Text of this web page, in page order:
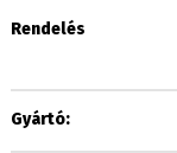
Rendelés
Gyártó: